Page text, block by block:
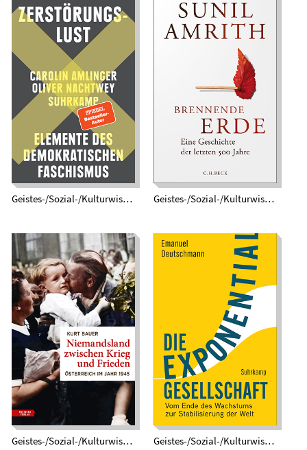
Zerstörungslust.
Elemente des
demokratischen
Faschismus
Geistes-/Sozial-/Kulturwissenschaften
Brennende Erde.
Eine Geschichte der
letzten 500 Jahre
Geistes-/Sozial-/Kulturwissenschaften
Niemandsland
zwischen Krieg und
Frieden. Österreich
im Jahr 1945
Geistes-/Sozial-/Kulturwissenschaften
Exponentialgesellschaft.
Vom Ende des
Wachstums zur
Stabilisierung der Welt
Geistes-/Sozial-/Kulturwissenschaften